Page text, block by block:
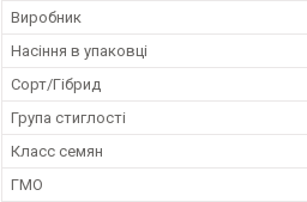
Виробник
Насіння в упаковці
Сорт/Гібрид
Група стиглості
Класс семян
ГМО